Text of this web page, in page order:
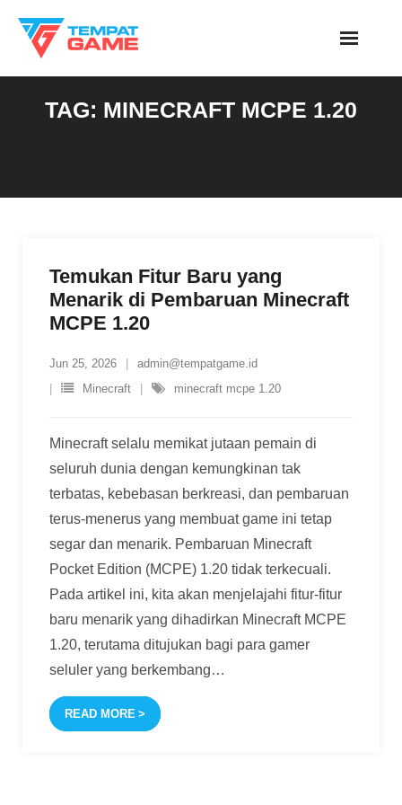
content
TAG: MINECRAFT MCPE 1.20
Temukan Fitur Baru yang
Menarik di Pembaruan Minecraft
MCPE 1.20
Jun 25, 2026
admin@tempatgame.id
Minecraft
minecraft mcpe 1.20
Minecraft selalu memikat jutaan pemain di
seluruh dunia dengan kemungkinan tak
terbatas, kebebasan berkreasi, dan pembaruan
terus-menerus yang membuat game ini tetap
segar dan menarik. Pembaruan Minecraft
Pocket Edition (MCPE) 1.20 tidak terkecuali.
Pada artikel ini, kita akan menjelajahi fitur-fitur
baru menarik yang dihadirkan Minecraft MCPE
1.20, terutama ditujukan bagi para gamer
seluler yang berkembang…
READ MORE